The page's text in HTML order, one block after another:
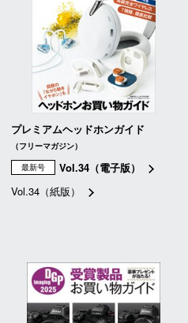
プレミアムヘッドホンガイド
（フリーマガジン）
最新号
Vol.34（電子版）
Vol.34（紙版）